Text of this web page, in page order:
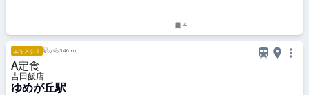
4
エキメシ！ 駅から546 m
A定食
吉田飯店
ゆめが丘駅